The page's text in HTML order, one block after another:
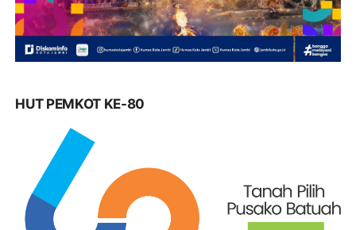
HUT PEMKOT KE-80